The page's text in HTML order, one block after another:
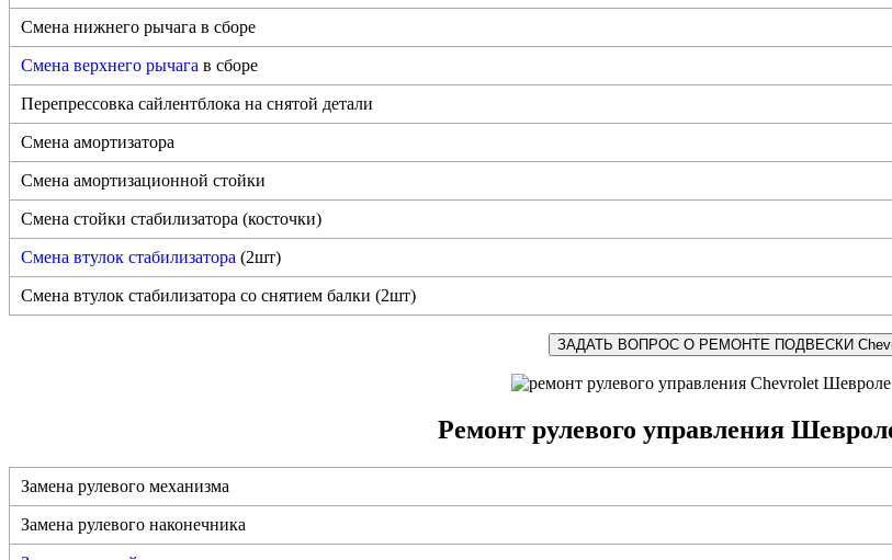
Смена нижнего рычага в сборе
Смена верхнего рычага в сборе
Перепрессовка сайлентблока на снятой детали
Смена амортизатора
Смена амортизационной стойки
Смена стойки стабилизатора (косточки)
Смена втулок стабилизатора (2шт)
Смена втулок стабилизатора со снятием балки (2шт)
ЗАДАТЬ ВОПРОС О РЕМОНТЕ ПОДВЕСКИ
Ремонт рулевого управления
Замена рулевого механизма
Замена рулевого наконечника